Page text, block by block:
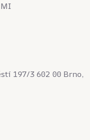
197/3 602 00 Brno,